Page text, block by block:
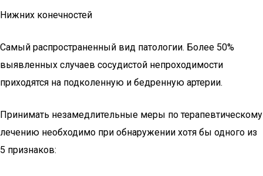
Нижних конечностей
Самый распространенный вид патологии. Более 50%
выявленных случаев сосудистой непроходимости
приходятся на подколенную и бедренную артерии.
Принимать незамедлительные меры по терапевтическому
лечению необходимо при обнаружении хотя бы одного из
5 признаков: